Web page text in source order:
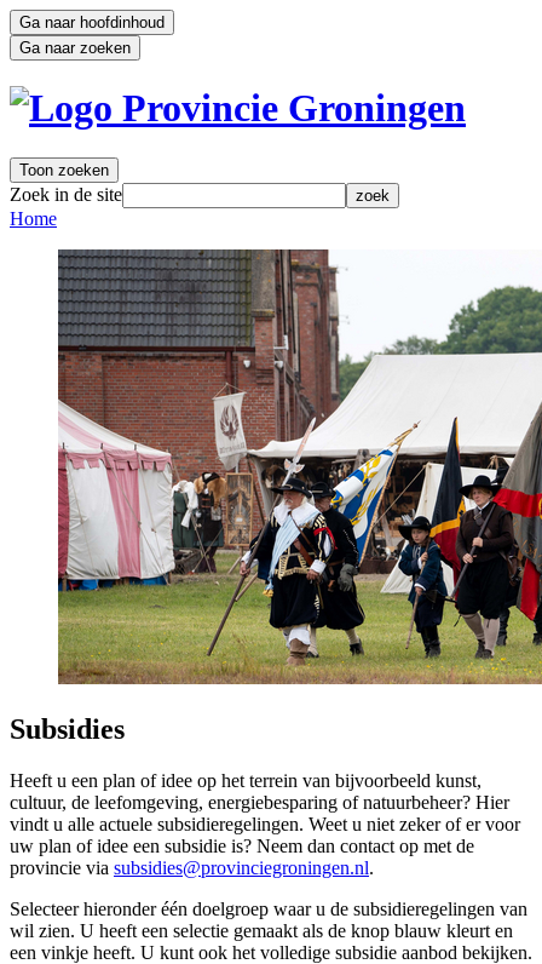
Ga naar hoofdinhoud
Ga naar zoeken
Toon zoeken
Zoek in de site zoek
Home
Subsidies
Heeft u een plan of idee op het terrein van bijvoorbeeld kunst,
cultuur, de leefomgeving, energiebesparing of natuurbeheer? Hier
vindt u alle actuele subsidieregelingen. Weet u niet zeker of er voor
uw plan of idee een subsidie is? Neem dan contact op met de
provincie via subsidies@provinciegroningen.nl.
Selecteer hieronder één doelgroep waar u de subsidieregelingen van
wil zien. U heeft een selectie gemaakt als de knop blauw kleurt en
een vinkje heeft. U kunt ook het volledige subsidie aanbod bekijken.